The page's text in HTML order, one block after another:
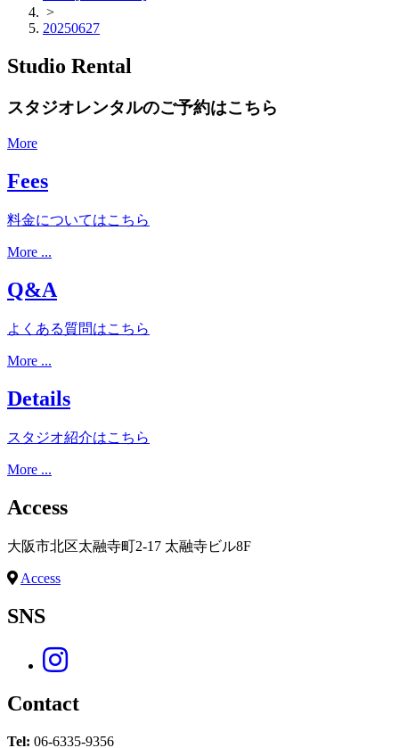
>
20250627
Studio Rental
スタジオレンタルのご予約はこちら
More
Fees
料金についてはこちら
More ...
Q&A
よくある質問はこちら
More ...
Details
スタジオ紹介はこちら
More ...
Access
大阪市北区太融寺町2-17 太融寺ビル8F
Access
SNS
Contact
Tel: 06-6335-9356